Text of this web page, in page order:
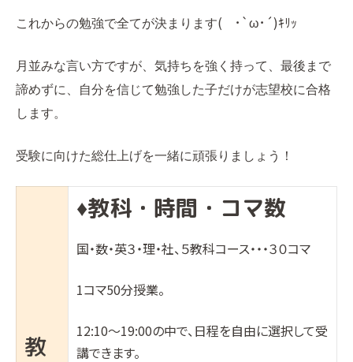
これからの勉強で全てが決まります( ･`ω･´)ｷﾘｯ
月並みな言い方ですが、気持ちを強く持って、最後まで
諦めずに、自分を信じて勉強した子だけが志望校に合格
します。
受験に向けた総仕上げを一緒に頑張りましょう！
教
♦︎教科・時間・コマ数
国・数・英３・理・社、５教科コース・・・３０コマ
1コマ50分授業。
12:10〜19:00の中で、日程を自由に選択して受
講できます。